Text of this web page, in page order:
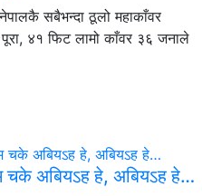
चके अबियऽह हे, अबियऽह हे…